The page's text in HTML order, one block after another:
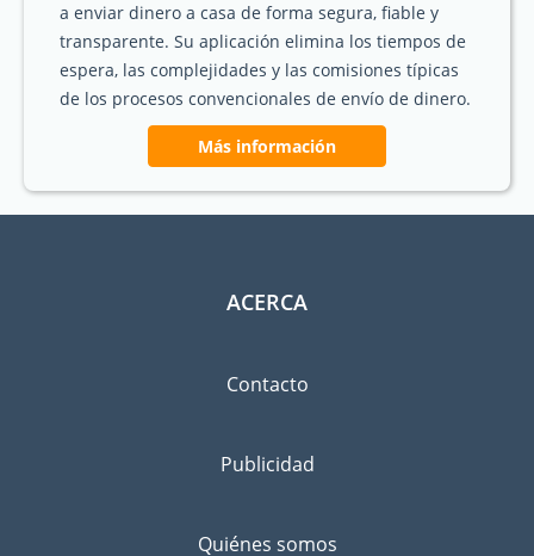
a enviar dinero a casa de forma segura, fiable y
transparente. Su aplicación elimina los tiempos de
espera, las complejidades y las comisiones típicas
de los procesos convencionales de envío de dinero.
Más información
ACERCA
Contacto
Publicidad
Quiénes somos